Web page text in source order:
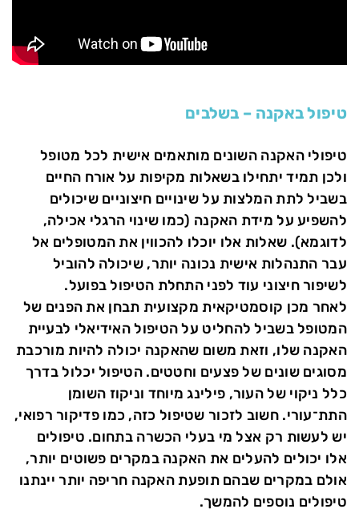
טיפול באקנה – בשלבים
טיפולי האקנה השונים מותאמים אישית לכל מטופל
ולכן תמיד יתחילו בשאלות מקיפות על אורח החיים
בשביל לתת המלצות על שינויים חיצוניים שיכולים
להשפיע על מידת האקנה (כמו שינוי הרגלי אכילה,
לדוגמא). שאלות אלו יוכלו להכווין את המטופלים אל
עבר התנהלות אישית נכונה יותר, שיכולה להוביל
לשיפור חיצוני עוד לפני התחלת הטיפול בפועל.
לאחר מכן קוסמטיקאית מקצועית תבחן את הפנים של
המטופל בשביל להחליט על הטיפול האידיאלי לבעיית
האקנה שלו, וזאת משום שהאקנה יכולה להיות מורכבת
מסוגים שונים של פצעים וחטטים. הטיפול יכלול בדרך
כלל ניקוי של העור, פילינג מיוחד וניקוז השומן
התת־עורי. חשוב לזכור שטיפול כזה, כמו פדיקור רפואי,
יש לעשות רק אצל מי בעלי הכשרה בתחום. טיפולים
אלו יכולים להעלים את האקנה במקרים פשוטים יותר,
אולם במקרים שבהם תופעת האקנה חריפה יותר יינתנו
טיפולים נוספים להמשך.